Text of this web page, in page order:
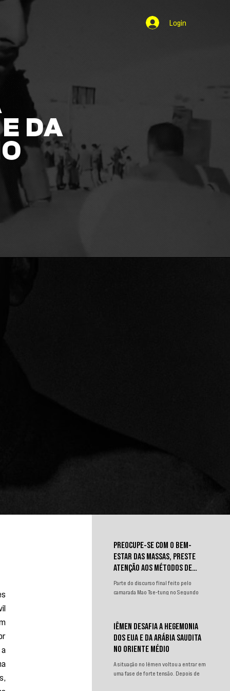
DA
Login
PREOCUPE-SE COM O BEM-
ESTAR DAS MASSAS, PRESTE
ATENÇÃO AOS MÉTODOS DE
TRABALHO
Parte do discurso final feito pelo
camarada Mao Tse-tung no Segundo
Camponeses, realizado em Juichin,
província de Kiangsi, em janeiro de
1934.
IÊMEN DESAFIA A HEGEMONIA
DOS EUA E DA ARÁBIA SAUDITA
NO ORIENTE MÉDIO
A situação no Iêmen voltou a entrar em
uma fase de forte tensão. Depois de